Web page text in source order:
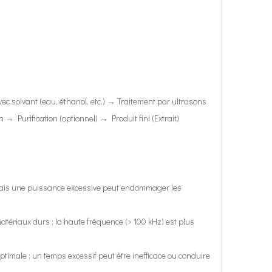
nationaux et étrangers. Des résultats de recherche
produit une cavitation dans le noyau de soudure fondu
solvant (eau, éthanol, etc.) → Traitement par ultrasons
→ Purification (optionnel) → Produit fini (Extrait)
une puissance excessive peut endommager les
durs ; la haute fréquence (> 100 kHz) est plus
; un temps excessif peut être inefficace ou conduire